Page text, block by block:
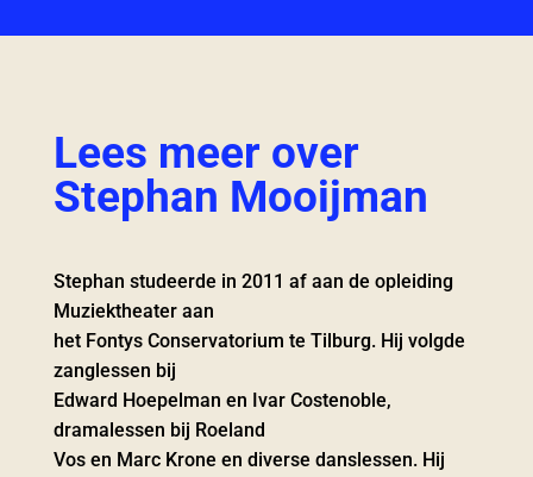
Lees meer over
Stephan Mooijman
Stephan studeerde in 2011 af aan de opleiding
Muziektheater aan
het Fontys Conservatorium te Tilburg. Hij volgde
zanglessen bij
Edward Hoepelman en Ivar Costenoble,
dramalessen bij Roeland
Vos en Marc Krone en diverse danslessen. Hij